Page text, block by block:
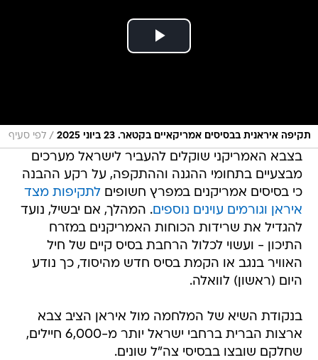
תקיפה איראנית בבסיסים אמריקאיים בקטאר. 23 ביוני 2025 / לפי סעיף
בצבא האמריקני שוקלים להעביר לישראל מערכים
מבצעיים בתחומי ההגנה וההתקפה, על רקע ההבנה
כי בסיסים אמריקנים במפרץ חשופיםלתקיפות מצד
איראן וגורמים עוינים נוספים. המהלך, אם יבשיל, נועד
להגדיל את שרידות הכוחות האמריקנים במזרח
התיכון - ועשוי לכלול הרחבת בסיס קיים של חיל
האוויר בנגב או הקמת בסיס חדש מהיסוד, כך נודע
היום (ראשון) לוואלה.
בנקודת השיא של המלחמה מול איראן הציב צבא
ארצות הברית ברחבי ישראל יותר מ-6,000 חיילים,
שחלקם שובצו בבסיסי צה"ל שונים.